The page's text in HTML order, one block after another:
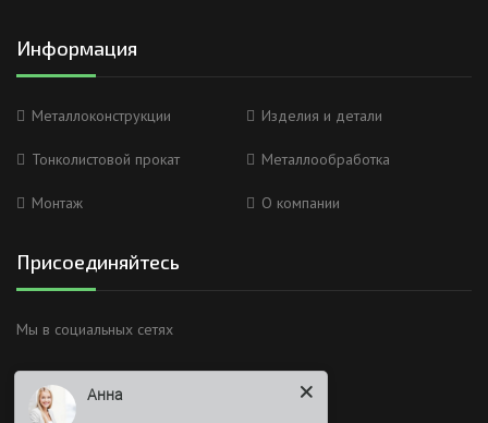
Информация
Металлоконструкции Изделия и детали
Тонколистовой прокат Металлообработка
Монтаж О компании
Присоединяйтесь
Мы в социальных сетях
Анна
Здравствуйте